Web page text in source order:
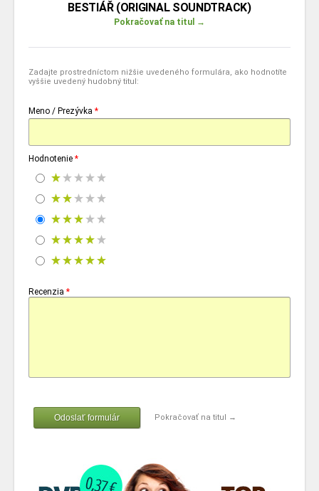
BESTIÁŘ (ORIGINAL SOUNDTRACK)
Pokračovať na titul →
Zadajte prostredníctom nižšie uvedeného formulára, ako hodnotíte
vyššie uvedený hudobný titul:
Meno / Prezývka *
Hodnotenie *
Recenzia *
Odoslať formulár Pokračovať na titul →